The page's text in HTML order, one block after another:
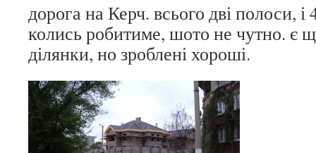
дорога на Керч. всього дві полоси,
колись робитиме, шото не чутно. є
ділянки, но зроблені хороші.